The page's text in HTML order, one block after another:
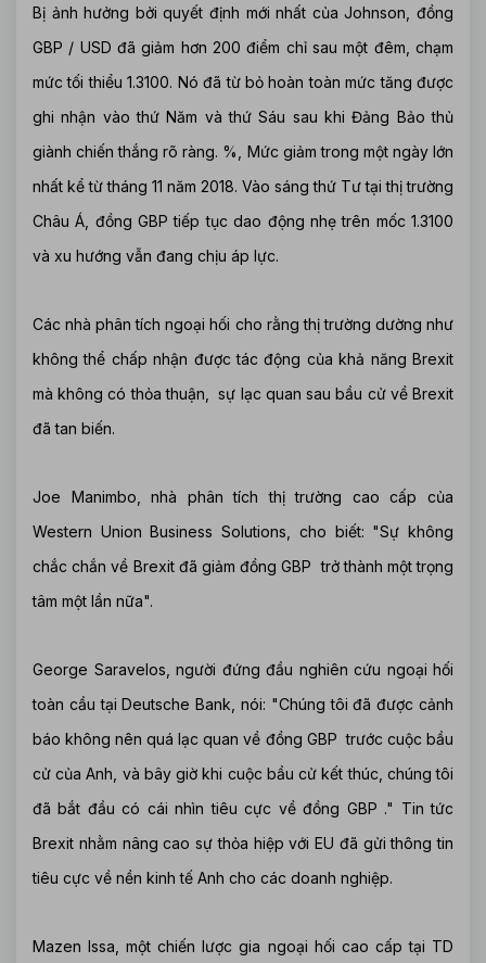
Bị ảnh hưởng bởi quyết định mới nhất của Johnson, đồng
GBP / USD đã giảm hơn 200 điểm chỉ sau một đêm, chạm
mức tối thiểu 1.3100. Nó đã từ bỏ hoàn toàn mức tăng được
ghi nhận vào thứ Năm và thứ Sáu sau khi Đảng Bảo thủ
giành chiến thắng rõ ràng. %, Mức giảm trong một ngày lớn
nhất kể từ tháng 11 năm 2018. Vào sáng thứ Tư tại thị trường
Châu Á, đồng GBP tiếp tục dao động nhẹ trên mốc 1.3100
và xu hướng vẫn đang chịu áp lực.
Các nhà phân tích ngoại hối cho rằng thị trường dường như
không thể chấp nhận được tác động của khả năng Brexit
mà không có thỏa thuận, sự lạc quan sau bầu cử về Brexit
đã tan biến.
Joe Manimbo, nhà phân tích thị trường cao cấp của
Western Union Business Solutions, cho biết: "Sự không
chắc chắn về Brexit đã giảm đồng GBP trở thành một trọng
tâm một lần nữa".
George Saravelos, người đứng đầu nghiên cứu ngoại hối
toàn cầu tại Deutsche Bank, nói: "Chúng tôi đã được cảnh
báo không nên quá lạc quan về đồng GBP trước cuộc bầu
cử của Anh, và bây giờ khi cuộc bầu cử kết thúc, chúng tôi
đã bắt đầu có cái nhìn tiêu cực về đồng GBP ." Tin tức
Brexit nhằm nâng cao sự thỏa hiệp với EU đã gửi thông tin
tiêu cực về nền kinh tế Anh cho các doanh nghiệp.
Mazen Issa, một chiến lược gia ngoại hối cao cấp tại TD